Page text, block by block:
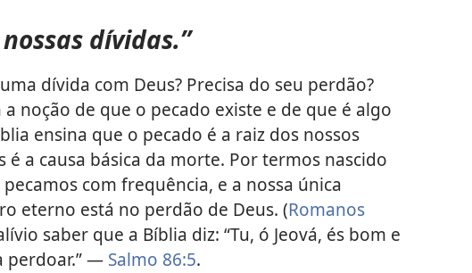
dívidas.”
dívida com Deus? Precisa do seu perdão?
noção de que o pecado existe e de que é algo
ensina que o pecado é a raiz dos nossos
a causa básica da morte. Por termos nascido
com frequência, e a nossa única
eterno está no perdão de Deus. (Romanos
saber que a Bíblia diz: “Tu, ó Jeová, és bom e
perdoar.” — Salmo 86:5.